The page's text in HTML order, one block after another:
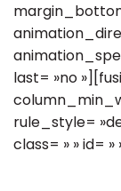
last= »no
rule_style=
class= » » id= »